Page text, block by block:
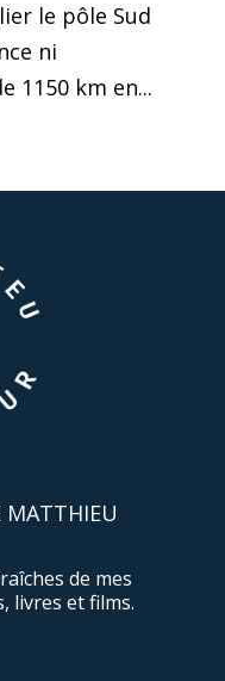
le pôle Sud
ni
1150 km en...
MATTHIEU
de mes
livres et films.